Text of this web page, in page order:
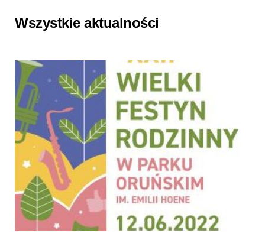
Wszystkie aktualności